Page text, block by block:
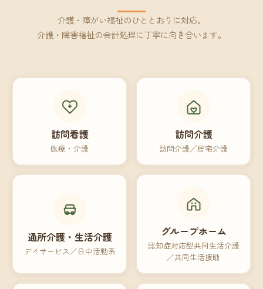
介護・障がい福祉のひととおりに対応。
介護・障害福祉の会計処理に丁寧に向き合います。
訪問看護
医療・介護
訪問介護
訪問介護／居宅介護
通所介護・生活介護
デイサービス／日中活動系
グループホーム
認知症対応型共同生活介護
／共同生活援助